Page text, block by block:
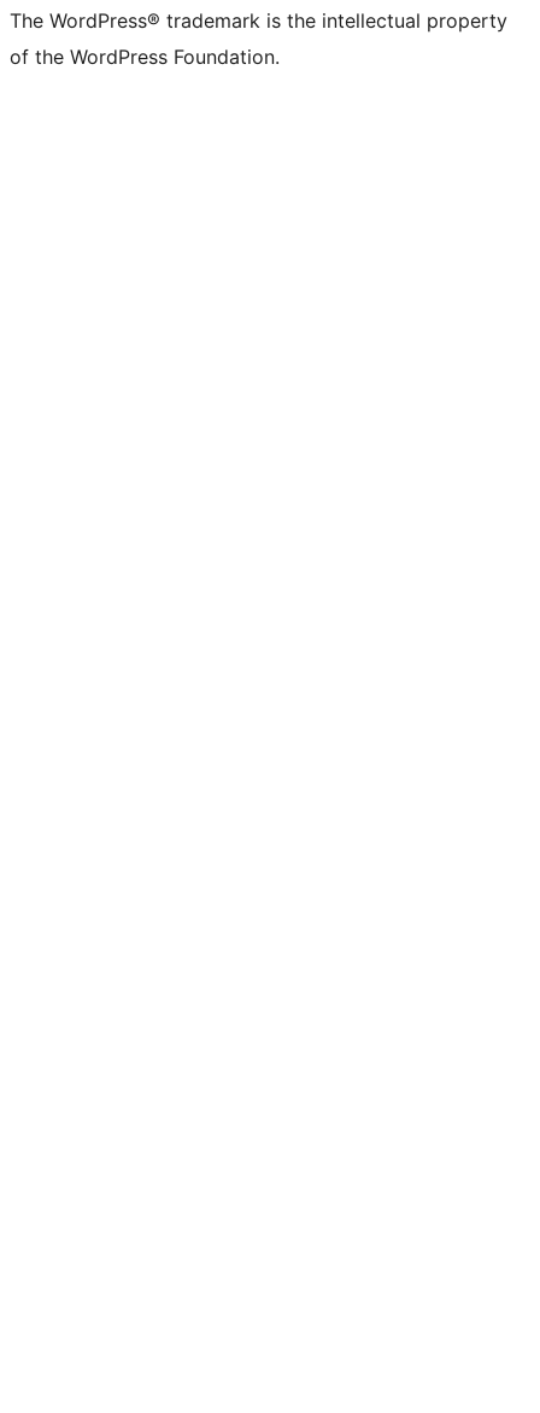
The WordPress® trademark is the intellectual property
of the WordPress Foundation.